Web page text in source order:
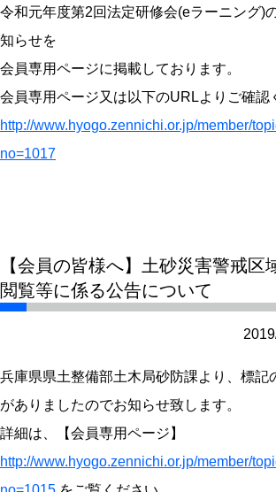
令和元年度第2回法定研修会(eラーニング)
知らせを
会員専用ページに掲載しております。
会員専用ページ又は以下のURLよりご確認
http://www.hyogo.zennichi.or.jp/member/
no=1017
【会員の皆様へ】土砂災害警戒区
閲覧等に係る公告について
兵庫県県土整備部土木局砂防課より、標記
がありましたのでお知らせ致します。
詳細は、【会員専用ページ】
http://www.hyogo.zennichi.or.jp/member/